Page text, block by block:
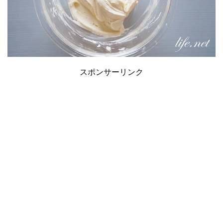
スポンサーリンク